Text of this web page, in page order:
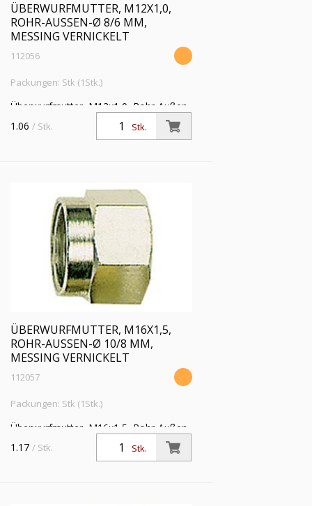
ÜBERWURFMUTTER, M12X1,0,
ROHR-AUSSEN-Ø 8/6 MM, M
ESSING VERNICKELT
112056
Packungen: Stk (1Stk.)
Überwurfmutter, M12x1,0, Rohr-Außen-
Ø 8/6 mm, Betriebsdruck max. 60 bar,
Temperatur max 150 °C, Messing
Stk.
1.06 / Stk.
ÜBERWURFMUTTER, M16X1,5,
ROHR-AUSSEN-Ø 10/8 MM, M
ESSING VERNICKELT
112057
Packungen: Stk (1Stk.)
Überwurfmutter, M16x1,5, Rohr-Außen-
Ø 10/8 mm, Betriebsdruck max. 60 bar,
Temperatur max 150 °C, Messing
Stk.
1.17 / Stk.